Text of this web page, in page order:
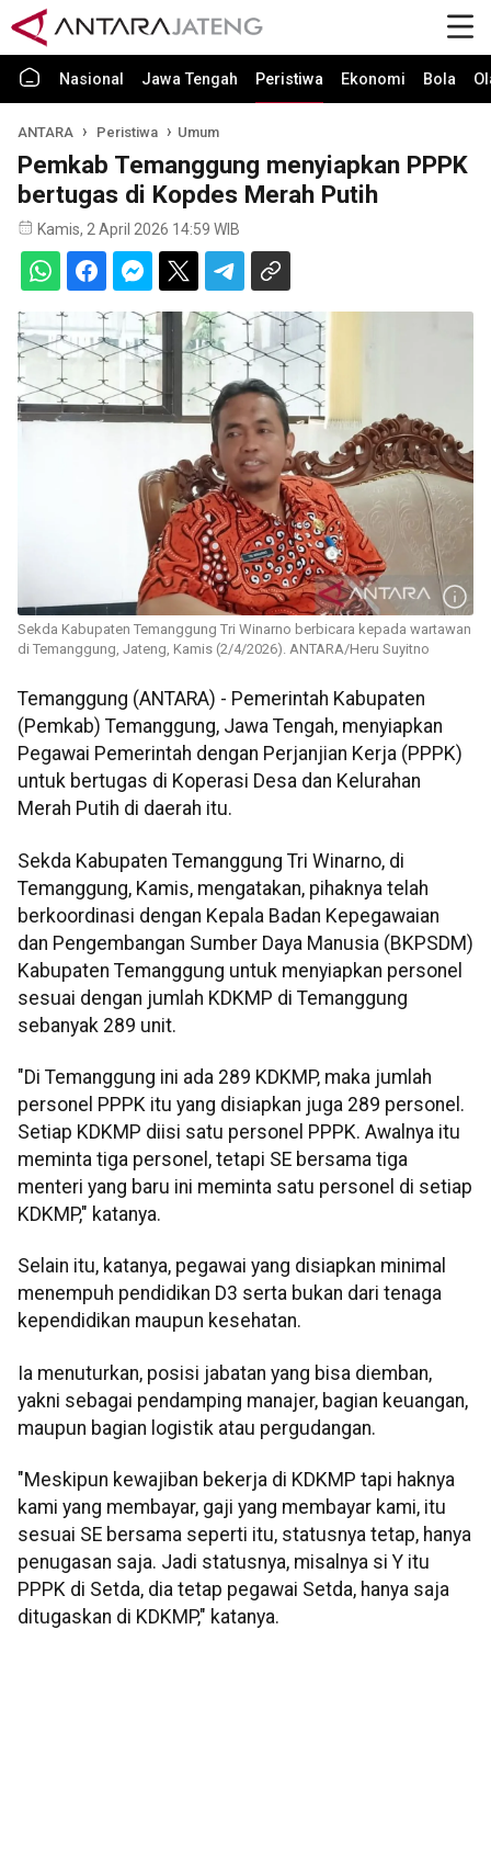
Nasional Jawa Tengah Peristiwa Ekonomi Bola
ANTARA Peristiwa Umum
Pemkab Temanggung menyiapkan PPPK
bertugas di Kopdes Merah Putih
Kamis, 2 April 2026 14:59 WIB
Sekda Kabupaten Temanggung Tri Winarno berbicara kepada wartawan
di Temanggung, Jateng, Kamis (2/4/2026). ANTARA/Heru Suyitno
Temanggung (ANTARA) - Pemerintah Kabupaten
(Pemkab) Temanggung, Jawa Tengah, menyiapkan
Pegawai Pemerintah dengan Perjanjian Kerja (PPPK)
untuk bertugas di Koperasi Desa dan Kelurahan
Merah Putih di daerah itu.
Sekda Kabupaten Temanggung Tri Winarno, di
Temanggung, Kamis, mengatakan, pihaknya telah
berkoordinasi dengan Kepala Badan Kepegawaian
dan Pengembangan Sumber Daya Manusia (BKPSDM)
Kabupaten Temanggung untuk menyiapkan personel
sesuai dengan jumlah KDKMP di Temanggung
sebanyak 289 unit.
"Di Temanggung ini ada 289 KDKMP, maka jumlah
personel PPPK itu yang disiapkan juga 289 personel.
Setiap KDKMP diisi satu personel PPPK. Awalnya itu
meminta tiga personel, tetapi SE bersama tiga
menteri yang baru ini meminta satu personel di setiap
KDKMP," katanya.
Selain itu, katanya, pegawai yang disiapkan minimal
menempuh pendidikan D3 serta bukan dari tenaga
kependidikan maupun kesehatan.
Ia menuturkan, posisi jabatan yang bisa diemban,
yakni sebagai pendamping manajer, bagian keuangan,
maupun bagian logistik atau pergudangan.
"Meskipun kewajiban bekerja di KDKMP tapi haknya
kami yang membayar, gaji yang membayar kami, itu
sesuai SE bersama seperti itu, statusnya tetap, hanya
penugasan saja. Jadi statusnya, misalnya si Y itu
PPPK di Setda, dia tetap pegawai Setda, hanya saja
ditugaskan di KDKMP," katanya.